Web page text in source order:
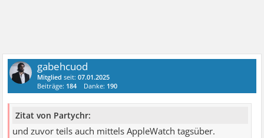
gabehcuod
Mitglied seit:07.01.2025
Beiträge: 184 Danke: 190
Zitat von Partychr:
und zuvor teils auch mittels AppleWatch tagsüber.